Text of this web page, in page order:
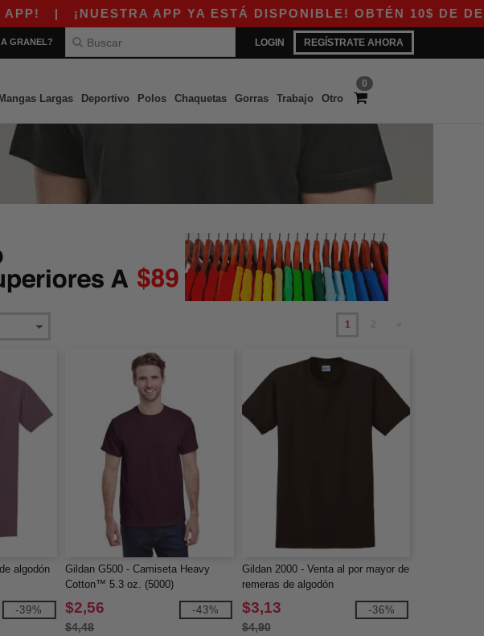
APP YA ESTÁ DISPONIBLE! OBTÉN 10$ DE
LOGIN REGÍSTRATE AHORA
GRANEL?
0
Mangas Largas Deportivo Polos Chaquetas Gorras Trabajo Otro
1
algodón
-39%
Gildan G500 - Camiseta Heavy
Cotton™ 5.3 oz. (5000)
$2,56
$4,48
-43%
Gildan 2000 - Venta al por mayor de
remeras de algodón
$3,13
$4,90
-36%